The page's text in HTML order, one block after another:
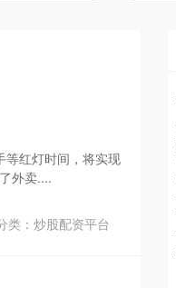
等红灯时间，将实现
外卖....
类： 炒股配资平台